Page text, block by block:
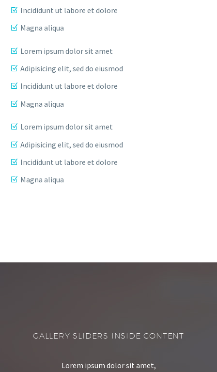
Incididunt ut labore et dolore
Magna aliqua
Lorem ipsum dolor sit amet
Adipisicing elit, sed do eiusmod
Incididunt ut labore et dolore
Magna aliqua
Lorem ipsum dolor sit amet
Adipisicing elit, sed do eiusmod
Incididunt ut labore et dolore
Magna aliqua
GALLERY SLIDERS INSIDE CONTENT
Lorem ipsum dolor sit amet,